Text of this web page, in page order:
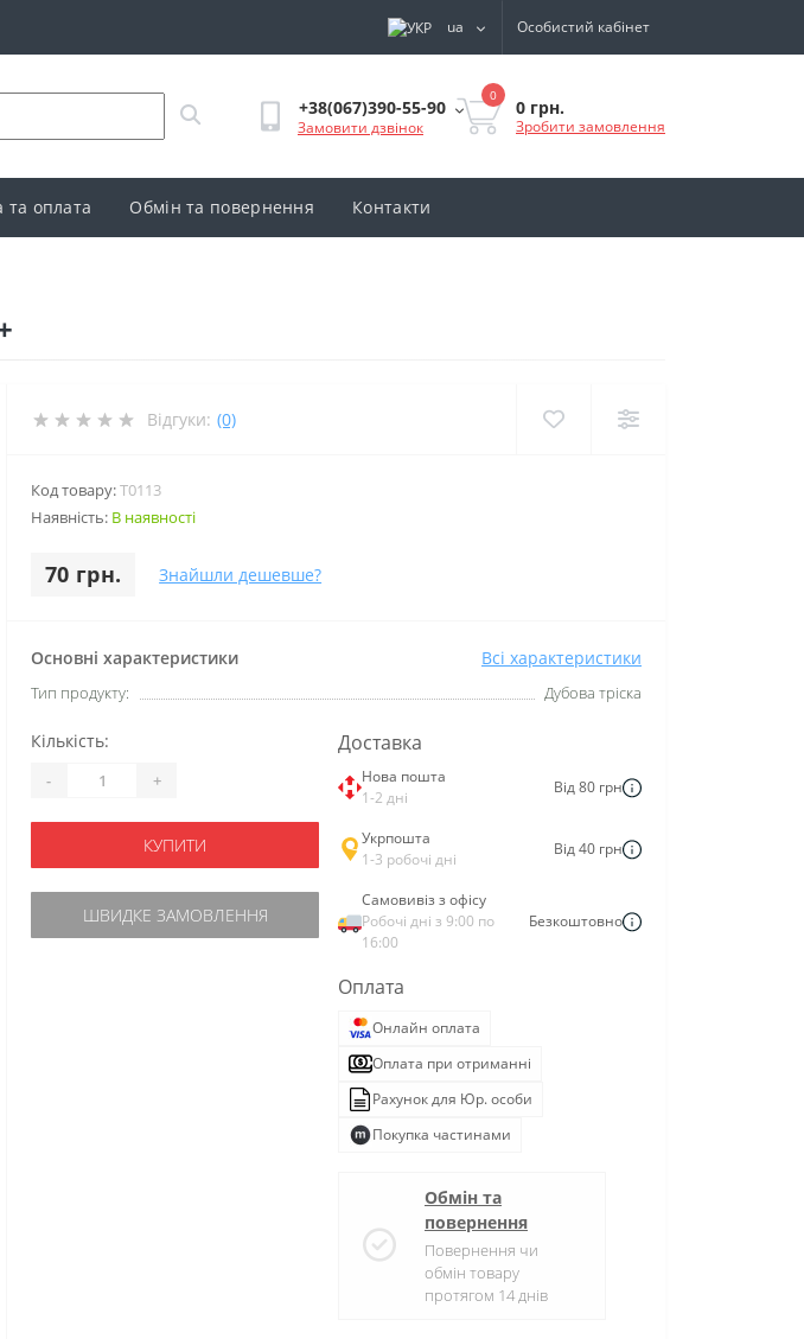
ua Особистий кабінет
+38(067)390-55-90
Замовити дзвінок
0
0 грн.
Зробити замовлення
та оплата Обмін та повернення Контакти
Відгуки: (0)
Код товару:T0113
Наявність: В наявності
70 грн. Знайшли дешевше?
Основні характеристики Всі характеристики
Тип продукту: Дубова тріска
Кількість:
- +
КУПИТИ
ШВИДКЕ ЗАМОВЛЕННЯ
Доставка
Нова пошта
1-2 дні
Від 80 грн
Укрпошта
1-3 робочі дні
Від 40 грн
Самовивіз з офісу
Робочі дні з 9:00 по
16:00
Безкоштовно
Оплата
Онлайн оплата
Оплата при отриманні
Рахунок для Юр. особи
Покупка частинами
Обмін та
повернення
Повернення чи
обмін товару
протягом 14 днів